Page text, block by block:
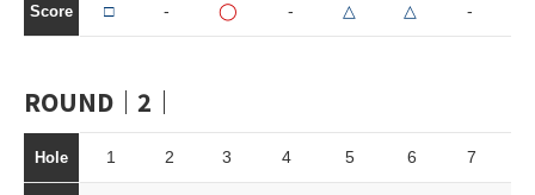
Score □ - ◯ - △ △ -
ROUND｜2｜
Hole 1 2 3 4 5 6 7